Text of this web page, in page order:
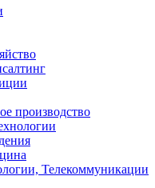
производство
Телекоммуникации